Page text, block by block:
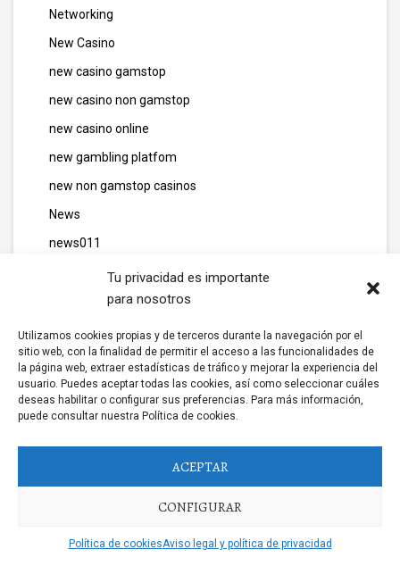
Tu privacidad es importante
para nosotros
Utilizamos cookies propias y de terceros durante la navegación por el
sitio web, con la finalidad de permitir el acceso a las funcionalidades de
la página web, extraer estadísticas de tráfico y mejorar la experiencia del
usuario. Puedes aceptar todas las cookies, así como seleccionar cuáles
deseas habilitar o configurar sus preferencias. Para más información,
puede consultar nuestra Política de cookies.
ACEPTAR
CONFIGURAR
Política de cookiesAviso legal y política de privacidad
Networking
New Casino
new casino gamstop
new casino non gamstop
new casino online
new gambling platfom
new non gamstop casinos
News
news011
news111
news12
news14
news2